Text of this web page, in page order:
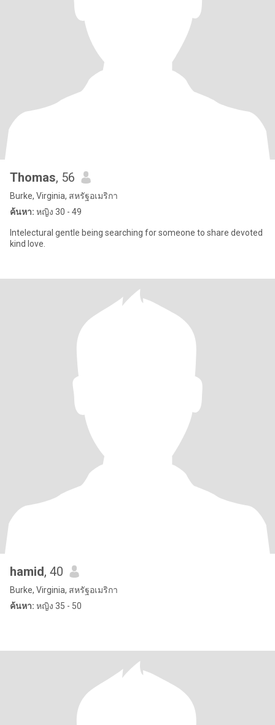
Thomas, 56
Burke, Virginia, สหรัฐอเมริกา
ค้นหา: หญิง 30 - 49
Intelectural gentle being searching for someone to share devoted
kind love.
hamid, 40
Burke, Virginia, สหรัฐอเมริกา
ค้นหา: หญิง 35 - 50